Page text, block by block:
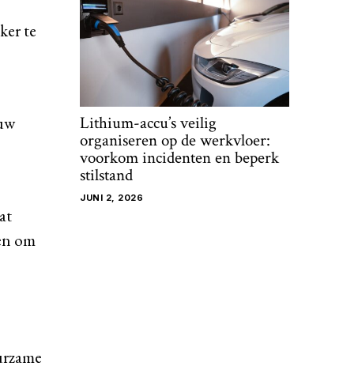
te
om
Lithium-accu’s veilig
organiseren op de werkvloer:
voorkom incidenten en beperk
stilstand
JUNI 2, 2026